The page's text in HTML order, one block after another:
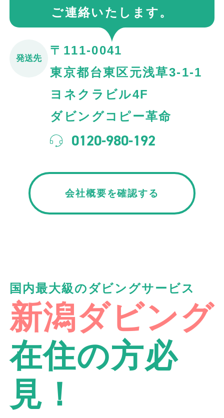
ご連絡いたします。
発送先
〒111-0041
東京都台東区元浅草3-1-1
ヨネクラビル4F
ダビングコピー革命
0120-980-192
会社概要を確認する
国内最大級のダビングサービス
新潟ダビング
在住の方必
見！